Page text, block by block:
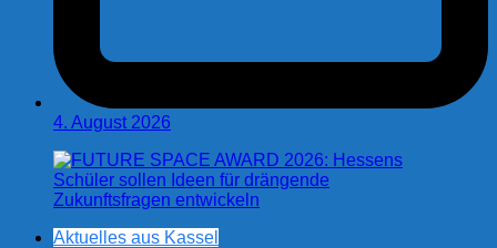
4. August 2026
Aktuelles aus Kassel